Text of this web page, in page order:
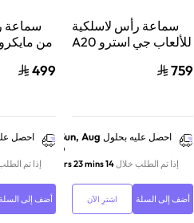
سماعة رأس لاسلكية
للألعاب جي استرو A20
759
احصل عليه بحلول Sun, Aug
9
إذا تم الطلب خلال14 hrs 23 mins
أضف إلى السلة اشترِ الآن
سماعة
من
499
احصل
إذا تم
أضف إلى